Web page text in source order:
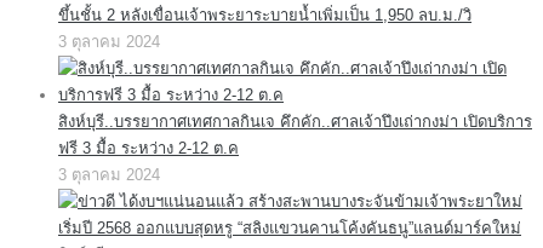
ขึ้นชั้น 2 หลังเขื่อนเจ้าพระยาระบายน้ำเพิ่มเป็น 1,950 ลบ.ม./วิ
3 ตุลาคม 2024
สิงห์บุรี..บรรยากาศเทศกาลกินเจ คึกคัก..ศาลเจ้าปึงเถ่ากงม่า เปิดบริการ
ฟรี 3 มื้อ ระหว่าง 2-12 ต.ค
3 ตุลาคม 2024